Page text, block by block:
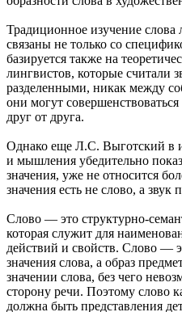
Традиционное изучение слова
связаны не только со
базируется также на
лингвистов, которые считали
разделенными, никак между
они могут
друг от друга.
Однако еще Л.С. Выготский в
и мышления убедительно
значения, уже не относится
значения есть не слово, а звук
Слово — это структурно-
которая служит для
действий и свойств. Слово —
значения слова, а образ
значении слова, без чего
сторону речи. Поэтому слово
должна быть представления